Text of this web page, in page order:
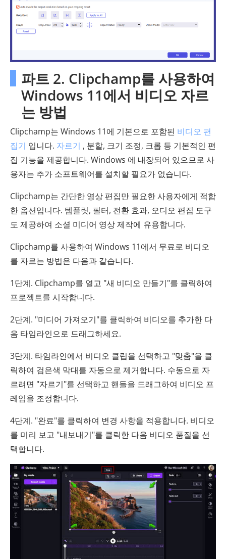
파트 2. Clipchamp를 사용하여
Windows 11에서 비디오 자르
는 방법
Clipchamp는 Windows 11에 기본으로 포함된 비디오 편
집기 입니다. 자르기 , 분할, 크기 조정, 크롭 등 기본적인 편
집 기능을 제공합니다. Windows 에 내장되어 있으므로 사
용자는 추가 소프트웨어를 설치할 필요가 없습니다.
Clipchamp는 간단한 영상 편집만 필요한 사용자에게 적합
한 옵션입니다. 템플릿, 필터, 전환 효과, 오디오 편집 도구
도 제공하여 소셜 미디어 영상 제작에 유용합니다.
Clipchamp를 사용하여 Windows 11에서 무료로 비디오
를 자르는 방법은 다음과 같습니다.
1단계. Clipchamp를 열고 "새 비디오 만들기"를 클릭하여
프로젝트를 시작합니다.
2단계. "미디어 가져오기"를 클릭하여 비디오를 추가한 다
음 타임라인으로 드래그하세요.
3단계. 타임라인에서 비디오 클립을 선택하고 "맞춤"을 클
릭하여 검은색 막대를 자동으로 제거합니다. 수동으로 자
르려면 "자르기"를 선택하고 핸들을 드래그하여 비디오 프
레임을 조정합니다.
4단계. "완료"를 클릭하여 변경 사항을 적용합니다. 비디오
를 미리 보고 "내보내기"를 클릭한 다음 비디오 품질을 선
택합니다.